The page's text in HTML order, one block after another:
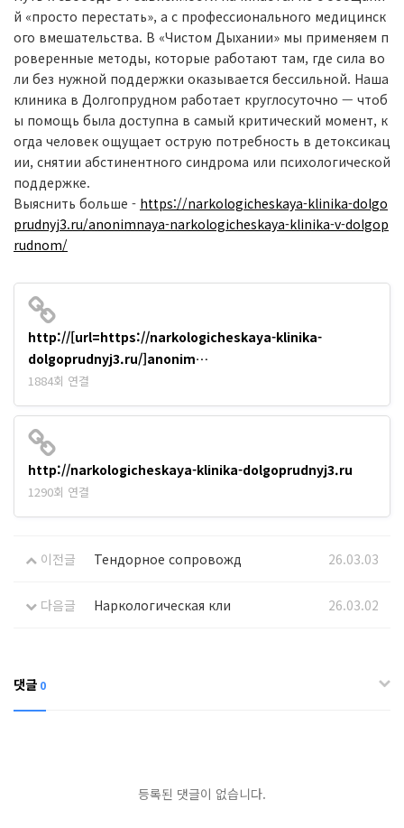
й «просто перестать», а с профессионального медицинск
ого вмешательства. В «Чистом Дыхании» мы применяем п
роверенные методы, которые работают там, где сила во
ли без нужной поддержки оказывается бессильной. Наша
клиника в Долгопрудном работает круглосуточно — чтоб
ы помощь была доступна в самый критический момент, к
огда человек ощущает острую потребность в детоксикац
ии, снятии абстинентного синдрома или психологической
поддержке.
Выяснить больше - https://narkologicheskaya-klinika-dolgo
prudnyj3.ru/anonimnaya-narkologicheskaya-klinika-v-dolgop
rudnom/
http://[url=https://narkologicheskaya-klinika-
dolgoprudnyj3.ru/]anonim…
1884회 연결
http://narkologicheskaya-klinika-dolgoprudnyj3.ru
1290회 연결
이전글 Тендорное сопровожд 26.03.03
다음글 Наркологическая кли 26.03.02
댓글 0
등록된 댓글이 없습니다.